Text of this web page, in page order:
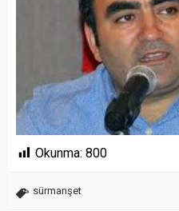
Okunma: 800
sürmanşet